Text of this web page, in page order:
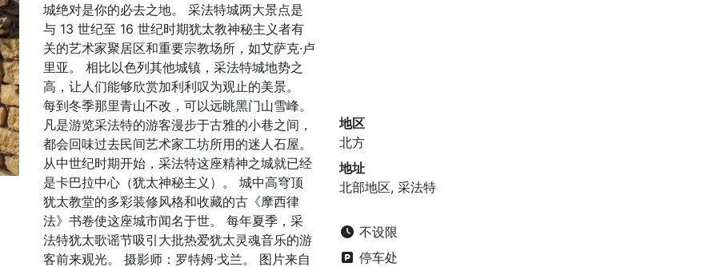
城绝对是你的必去之地。 采法特城两大景点是
与 13 世纪至 16 世纪时期犹太教神秘主义者有
关的艺术家聚居区和重要宗教场所，如艾萨克·卢
里亚。 相比以色列其他城镇，采法特城地势之
高，让人们能够欣赏加利利叹为观止的美景。
每到冬季那里青山不改，可以远眺黑门山雪峰。
凡是游览采法特的游客漫步于古雅的小巷之间，
都会回味过去民间艺术家工坊所用的迷人石屋。
从中世纪时期开始，采法特这座精神之城就已经
是卡巴拉中心（犹太神秘主义）。 城中高穹顶
犹太教堂的多彩装修风格和收藏的古《摩西律
法》书卷使这座城市闻名于世。 每年夏季，采
法特犹太歌谣节吸引大批热爱犹太灵魂音乐的游
客前来观光。 摄影师：罗特姆·戈兰。 图片来自
地区
北方
地址
北部地区, 采法特
不设限
停车处